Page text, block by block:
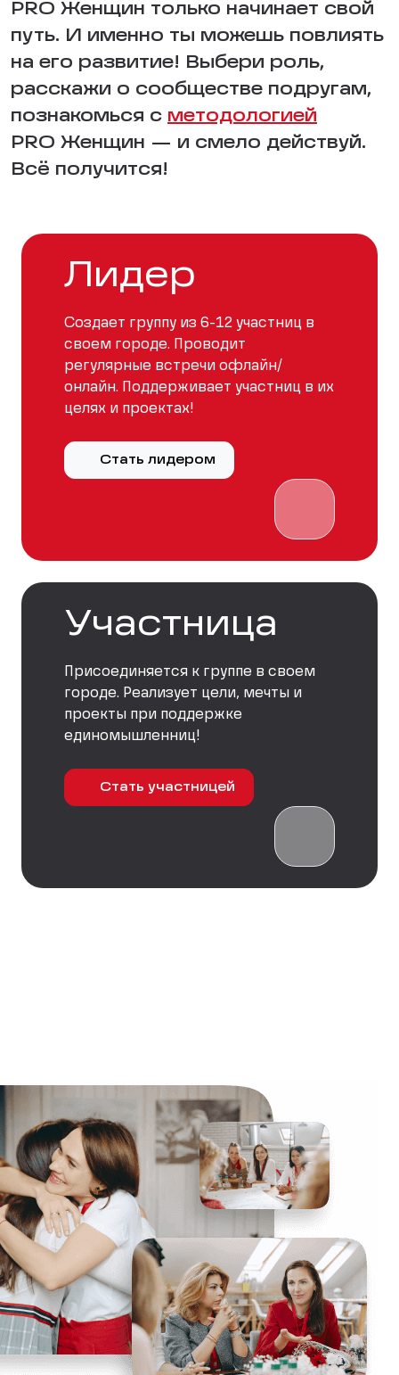
PRO Женщин только начинает свой
путь. И именно ты можешь повлиять
на его развитие! Выбери роль,
расскажи о сообществе подругам,
познакомься с методологией
PRO Женщин — и смело действуй.
Всё получится!
Лидер
Создает группу из 6-12 участниц в
своем городе. Проводит
регулярные встречи офлайн/
онлайн. Поддерживает участниц в их
целях и проектах!
Стать лидером
Участница
Присоединяется к группе в своем
городе. Реализует цели, мечты и
проекты при поддержке
единомышленниц!
Стать участницей